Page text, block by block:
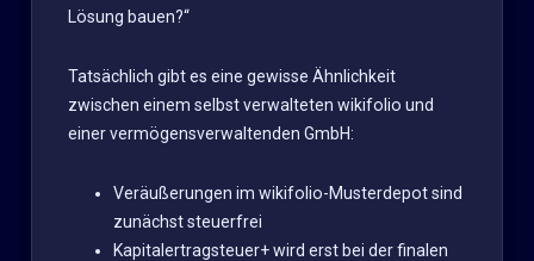
Lösung bauen?“
Tatsächlich gibt es eine gewisse Ähnlichkeit
zwischen einem selbst verwalteten wikifolio und
einer vermögensverwaltenden GmbH:
Veräußerungen im wikifolio-Musterdepot sind
zunächst steuerfrei
Kapitalertragsteuer+ wird erst bei der finalen